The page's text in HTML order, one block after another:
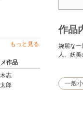
もっと見る
作品
志
郎
作品
婉麗な一
人。妖
一般